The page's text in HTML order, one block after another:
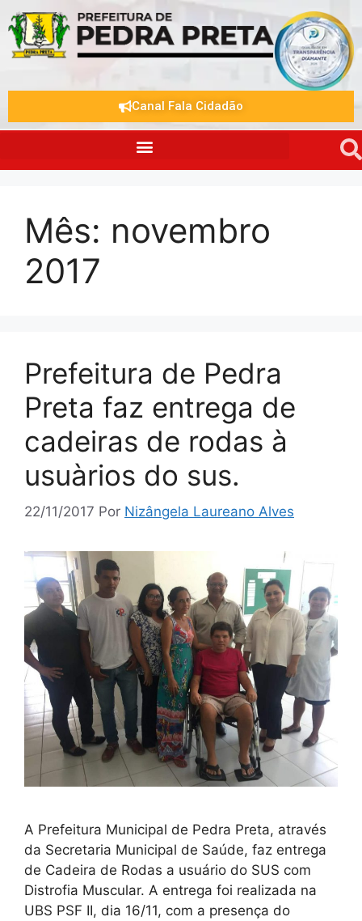
Canal Fala Cidadão
Mês: novembro
2017
Prefeitura de Pedra
Preta faz entrega de
cadeiras de rodas à
usuàrios do sus.
22/11/2017 Por Nizângela Laureano Alves
A Prefeitura Municipal de Pedra Preta, através
da Secretaria Municipal de Saúde, faz entrega
de Cadeira de Rodas a usuário do SUS com
Distrofia Muscular. A entrega foi realizada na
UBS PSF II, dia 16/11, com a presença do